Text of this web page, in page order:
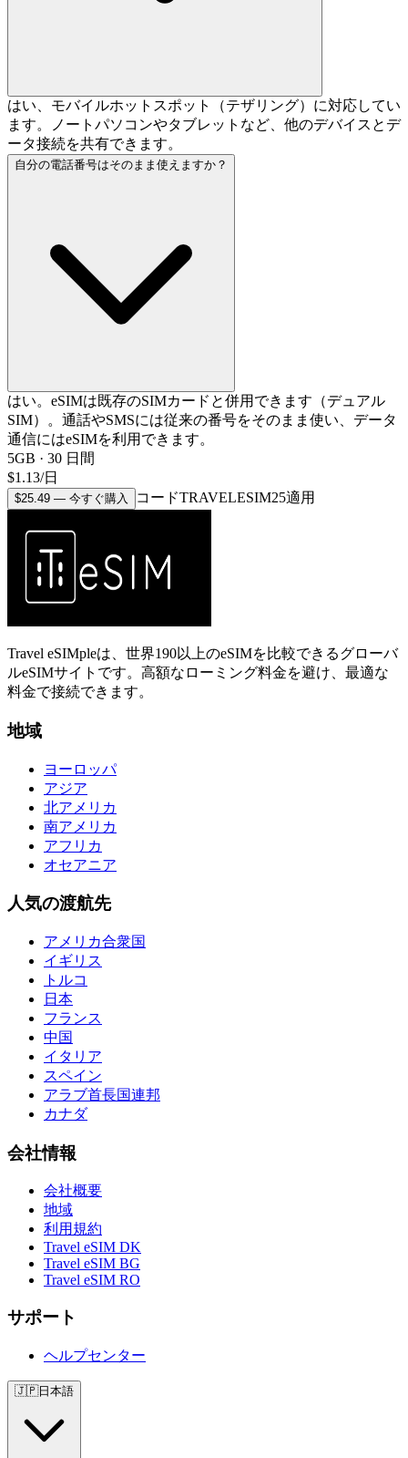
はい、モバイルホットスポット（テザリング）に対応してい
ます。ノートパソコンやタブレットなど、他のデバイスとデ
ータ接続を共有できます。
自分の電話番号はそのまま使えますか？
はい。eSIMは既存のSIMカードと併用できます（デュアル
SIM）。通話やSMSには従来の番号をそのまま使い、データ
通信にはeSIMを利用できます。
5GB · 30 日間
$1.13/日
$25.49 — 今すぐ購入 コードTRAVELESIM25適用
Travel eSIMpleは、世界190以上のeSIMを比較できるグローバ
ルeSIMサイトです。高額なローミング料金を避け、最適な
料金で接続できます。
地域
ヨーロッパ
アジア
北アメリカ
南アメリカ
アフリカ
オセアニア
人気の渡航先
アメリカ合衆国
イギリス
トルコ
日本
フランス
中国
イタリア
スペイン
アラブ首長国連邦
カナダ
会社情報
会社概要
地域
利用規約
Travel eSIM DK
Travel eSIM BG
Travel eSIM RO
サポート
ヘルプセンター
🇯🇵日本語